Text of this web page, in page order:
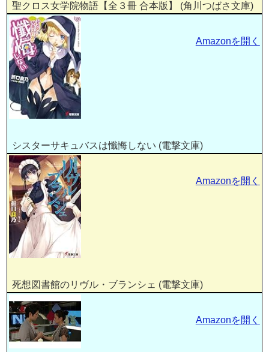
聖クロス女学院物語【全３冊 合本版】 (角川つばさ文庫)
シスターサキュバスは懺悔しない (電撃文庫)
Amazonを開く
死想図書館のリヴル・ブランシェ (電撃文庫)
Amazonを開く
Amazonを開く